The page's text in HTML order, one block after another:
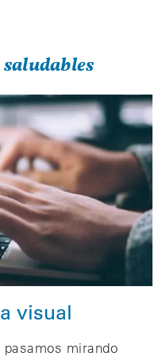
saludables
visual
mirando